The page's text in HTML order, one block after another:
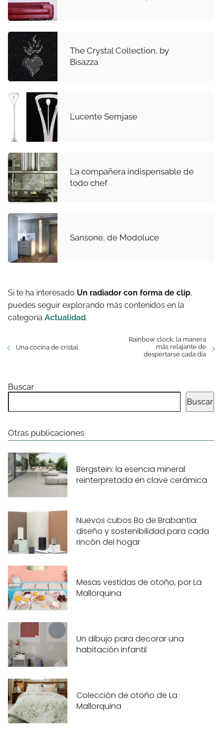
The Crystal Collection, by
Bisazza
Lucente Semjase
La compañera indispensable de
todo chef
Sansone, de Modoluce
Si te ha interesado Un radiador con forma de clip,
puedes seguir explorando más contenidos en la
categoría Actualidad.
Una cocina de cristal
Rainbow clock, la manera
más relajante de
despertarse cada día
Buscar
Buscar
Otras publicaciones
Bergstein: la esencia mineral
reinterpretada en clave cerámica
Nuevos cubos Bo de Brabantia:
diseño y sostenibilidad para cada
rincón del hogar
Mesas vestidas de otoño, por La
Mallorquina
Un dibujo para decorar una
habitación infantil
Colección de otoño de La
Mallorquina